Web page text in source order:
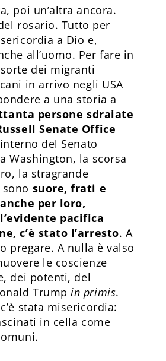
poi un’altra ancora.
rosario. Tutto per
a Dio e,
all’uomo. Per fare in
dei migranti
in arrivo negli USA
a una storia a
persone sdraiate
Senate Office
del Senato
Washington, la scorsa
la stragrande
suore, frati e
anche per loro,
pacifica
c’è stato l’arresto. A
pregare. A nulla è valso
le coscienze
dei potenti, del
Trumpin primis.
stata misericordia:
in cella come